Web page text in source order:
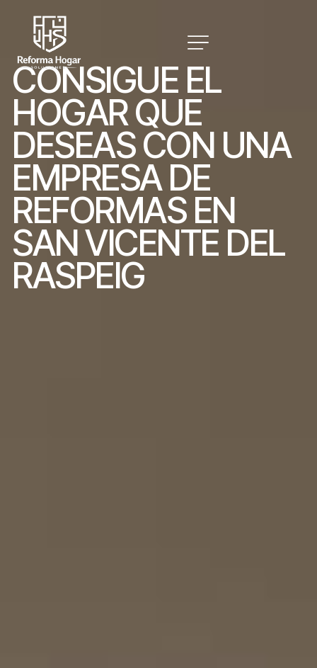
CONSIGUE EL
HOGARQUE
DESEAS CON UNA
EMPRESA DE
REFORMAS EN
SANVICENTE DEL
RASPEIG